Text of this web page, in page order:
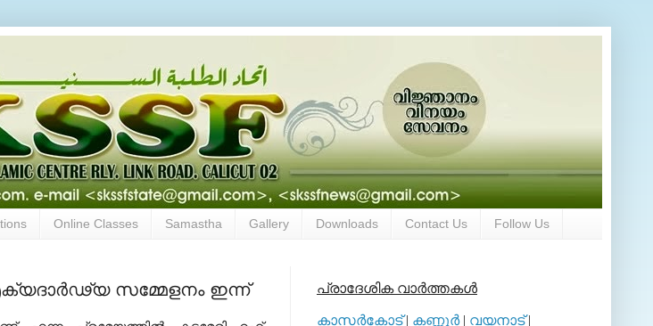
Online Classes Samastha Gallery Downloads Contact Us Follow Us
സമ്മേളനം ഇന്ന്‌ പ്രാദേശിക വാര്‍ത്തകള്‍
കാസര്‍കോട്| കണ്ണൂര്‍| വയനാട്|